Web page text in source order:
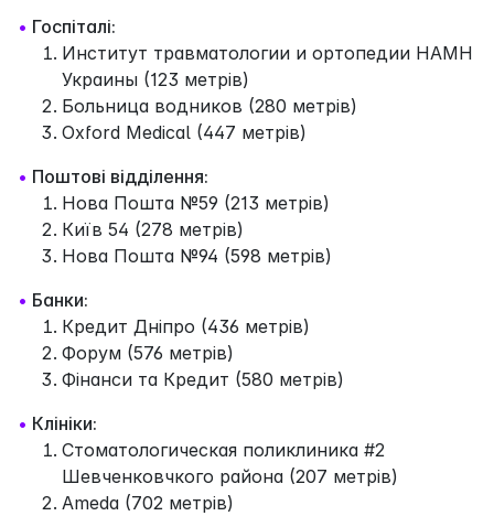
• Госпіталі:
Институт травматологии и ортопедии НАМН
Украины (123 метрів)
Больница водников (280 метрів)
Oxford Medical (447 метрів)
• Поштові відділення:
Нова Пошта №59 (213 метрів)
Київ 54 (278 метрів)
Нова Пошта №94 (598 метрів)
• Банки:
Кредит Дніпро (436 метрів)
Форум (576 метрів)
Фінанси та Кредит (580 метрів)
• Клініки:
Стоматологическая поликлиника #2
Шевченковчкого района (207 метрів)
Ameda (702 метрів)